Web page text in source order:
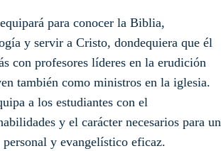
para conocer la Biblia,
y servir a Cristo, dondequiera que él
con profesores líderes en la erudición
también como ministros en la iglesia.
a los estudiantes con el
y el carácter necesarios para un
y evangelístico eficaz.